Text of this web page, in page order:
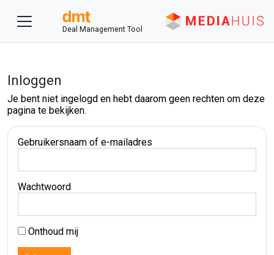
Deal Management Tool
Inloggen
Je bent niet ingelogd en hebt daarom geen rechten om deze
pagina te bekijken.
Gebruikersnaam of e-mailadres
Wachtwoord
Onthoud mij